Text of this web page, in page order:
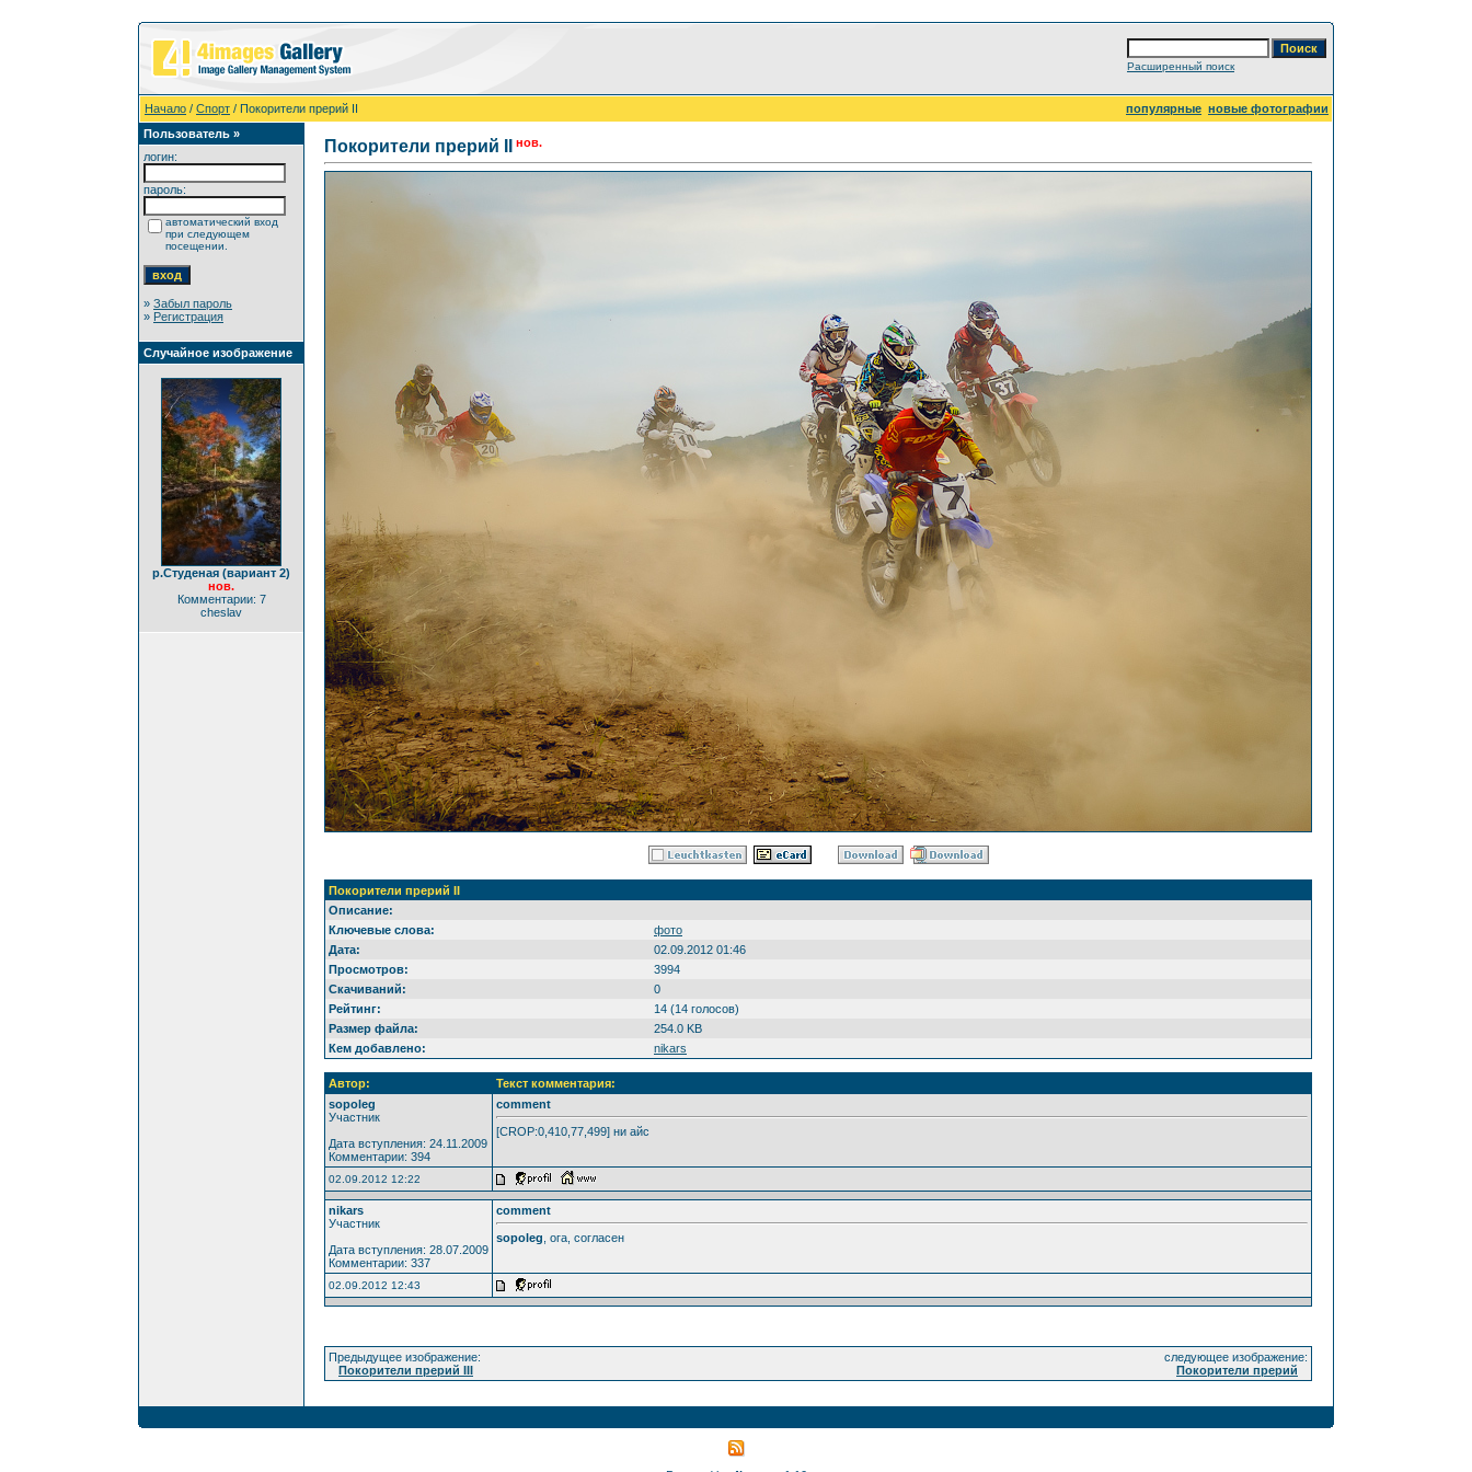
Расширенный поиск
Начало / Спорт / Покорители прерий II популярные новые фотографии
Пользователь »
логин:
пароль:
автоматический вход
при следующем
посещении.
» Забыл пароль
» Регистрация
Случайное изображение
р.Студеная (вариант 2)
нов.
Комментарии: 7
cheslav
Покорители прерий II нов.
Покорители прерий II
Описание:
Ключевые слова:
фото
Дата:
02.09.2012 01:46
Просмотров:
3994
Скачиваний:
0
Рейтинг:
14 (14 голосов)
Размер файла:
254.0 KB
Кем добавлено:
nikars
Автор:
Текст комментария:
sopoleg
Участник
Дата вступления: 24.11.2009
Комментарии: 394
comment
[CROP:0,410,77,499] ни айс
02.09.2012 12:22
nikars
Участник
Дата вступления: 28.07.2009
Комментарии: 337
comment
sopoleg , ога, согласен
02.09.2012 12:43
Предыдущее изображение:
Покорители прерий III
следующее изображение:
Покорители прерий